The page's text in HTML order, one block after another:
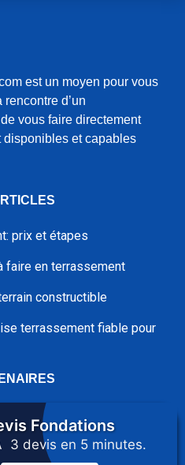
Fondations
3 devis en 5 minutes.
est un moyen pour vous
d’un
vous faire directement
disponibles et capables
prix et étapes
faire en terrassement
constructible
terrassement fiable pour